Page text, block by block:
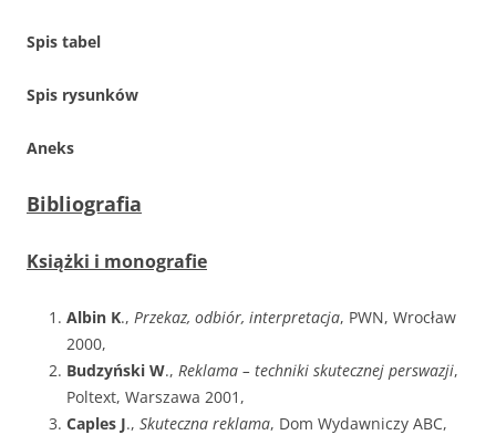
Spis tabel
Spis rysunków
Aneks
Bibliografia
Książki i monografie
Albin K., Przekaz, odbiór, interpretacja, PWN, Wrocław
2000,
Budzyński W., Reklama – techniki skutecznej perswazji,
Poltext, Warszawa 2001,
Caples J., Skuteczna reklama, Dom Wydawniczy ABC,